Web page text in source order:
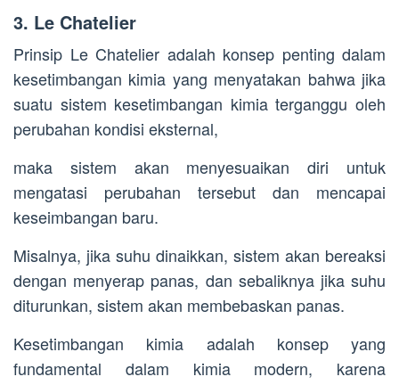
3. Le Chatelier
Prinsip Le Chatelier adalah konsep penting dalam
kesetimbangan kimia yang menyatakan bahwa jika
suatu sistem kesetimbangan kimia terganggu oleh
perubahan kondisi eksternal,
maka sistem akan menyesuaikan diri untuk
mengatasi perubahan tersebut dan mencapai
keseimbangan baru.
Misalnya, jika suhu dinaikkan, sistem akan bereaksi
dengan menyerap panas, dan sebaliknya jika suhu
diturunkan, sistem akan membebaskan panas.
Kesetimbangan kimia adalah konsep yang
fundamental dalam kimia modern, karena